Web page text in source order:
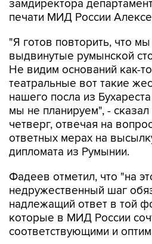
замдиректора
печати МИД России
"Я готов повторить, что
выдвинутые румынской
Не видим оснований как-
театральные вот такие
нашего посла из
мы не планируем", -
четверг, отвечая на
ответных мерах на
дипломата из Румынии.
Фадеев отметил, что "на
недружественный шаг
надлежащий ответ в той
которые в МИД России
соответствующими и